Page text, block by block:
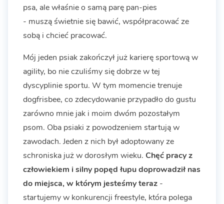
psa, ale właśnie o samą parę pan-pies
- muszą świetnie się bawić, współpracować ze
sobą i chcieć pracować.
Mój jeden psiak zakończył już karierę sportową w
agility, bo nie czuliśmy się dobrze w tej
dyscyplinie sportu. W tym momencie trenuje
dogfrisbee, co zdecydowanie przypadło do gustu
zarówno mnie jak i moim dwóm pozostałym
psom. Oba psiaki z powodzeniem startują w
zawodach. Jeden z nich był adoptowany ze
schroniska już w dorosłym wieku. Chęć pracy z
człowiekiem i silny popęd łupu doprowadził nas
do miejsca, w którym jesteśmy teraz -
startujemy w konkurencji freestyle, która polega